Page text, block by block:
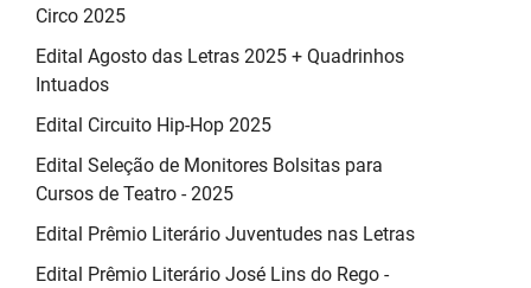
Circo 2025
Edital Agosto das Letras 2025 + Quadrinhos
Intuados
Edital Circuito Hip-Hop 2025
Edital Seleção de Monitores Bolsitas para
Cursos de Teatro - 2025
Edital Prêmio Literário Juventudes nas Letras
Edital Prêmio Literário José Lins do Rego -